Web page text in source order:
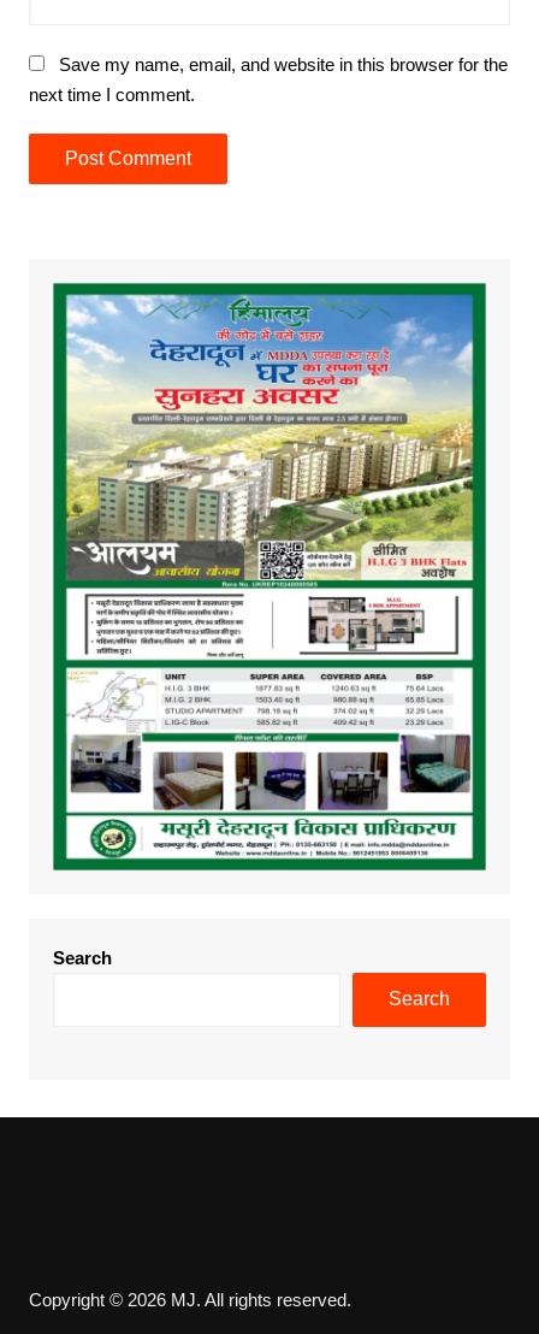
Save my name, email, and website in this browser for the
next time I comment.
Search
Search
Copyright © 2026 MJ. All rights reserved.